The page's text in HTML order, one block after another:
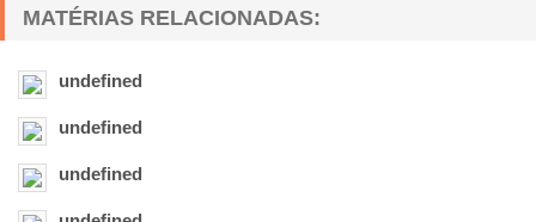
MATÉRIAS RELACIONADAS:
undefined
undefined
undefined